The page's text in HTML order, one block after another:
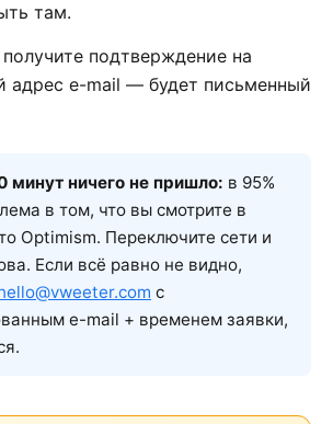
там.
подтверждение на
адрес e-mail — будет письменный
минут ничего не пришло: в 95%
в том, что вы смотрите в
Optimism. Переключите сети и
Если всё равно не видно,
с
e-mail + временем заявки,